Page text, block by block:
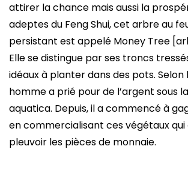
attirer la chance mais aussi la
adeptes du Feng Shui, cet arbre au
persistant est appelé Money Tree
Elle se distingue par ses troncs
idéaux à planter dans des pots. Selon
homme a prié pour de l’argent sous
aquatica. Depuis, il a commencé à
en commercialisant ces végétaux
pleuvoir les pièces de monnaie.